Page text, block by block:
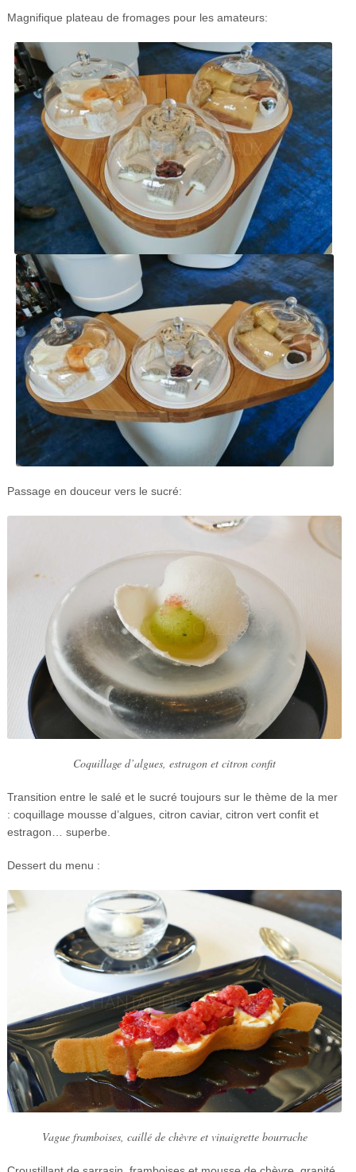
Magnifique plateau de fromages pour les amateurs:
Passage en douceur vers le sucré:
Coquillage d’algues, estragon et citron confit
Transition entre le salé et le sucré toujours sur le thème de la mer
: coquillage mousse d’algues, citron caviar, citron vert confit et
estragon… superbe.
Dessert du menu :
Vague framboises, caillé de chèvre et vinaigrette bourrache